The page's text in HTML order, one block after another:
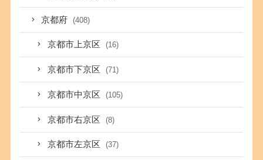
京都府 (408)
京都市上京区 (16)
京都市下京区 (71)
京都市中京区 (105)
京都市右京区 (8)
京都市左京区 (37)